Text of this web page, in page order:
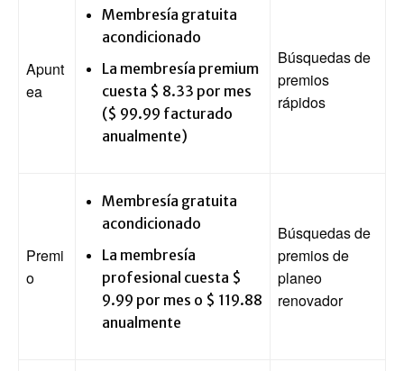
Apunt
ea
Membresía gratuita
acondicionado
La membresía premium
cuesta $ 8.33 por mes
($ 99.99 facturado
anualmente)
Búsquedas de
premios
rápidos
Premi
o
Membresía gratuita
acondicionado
La membresía
profesional cuesta $
9.99 por mes o $ 119.88
anualmente
Búsquedas de
premios de
planeo
renovador